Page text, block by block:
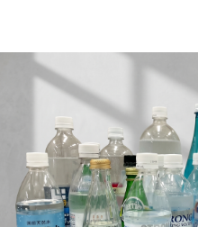
イベント・グッズ
YouTube
会社情報